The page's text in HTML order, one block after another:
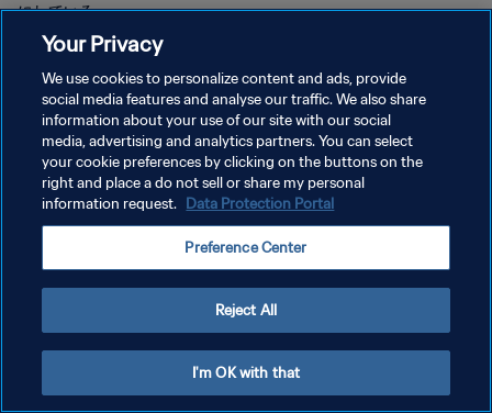
にしている。
プライバシーポリシー
サービス利用規約
クッキー設定の管理
Your Privacy
We use cookies to personalize content and ads, provide
social media features and analyse our traffic. We also share
information about your use of our site with our social
media, advertising and analytics partners. You can select
your cookie preferences by clicking on the buttons on the
right and place a do not sell or share my personal
information request. Data Protection Portal
Preference Center
Reject All
I'm OK with that